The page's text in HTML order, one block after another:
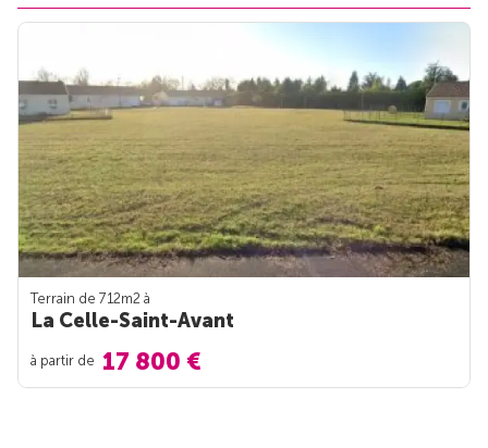
Terrain de 712m2 à
La Celle-Saint-Avant
à partir de 17 800 €